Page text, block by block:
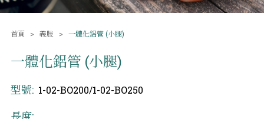
首頁 義肢 一體化鋁管 (小腿)
一體化鋁管 (小腿)
型號: 1-02-BO200/1-02-BO250
長度: